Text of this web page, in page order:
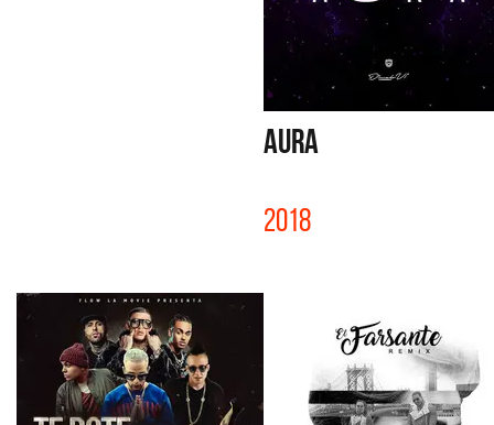
AURA
2018